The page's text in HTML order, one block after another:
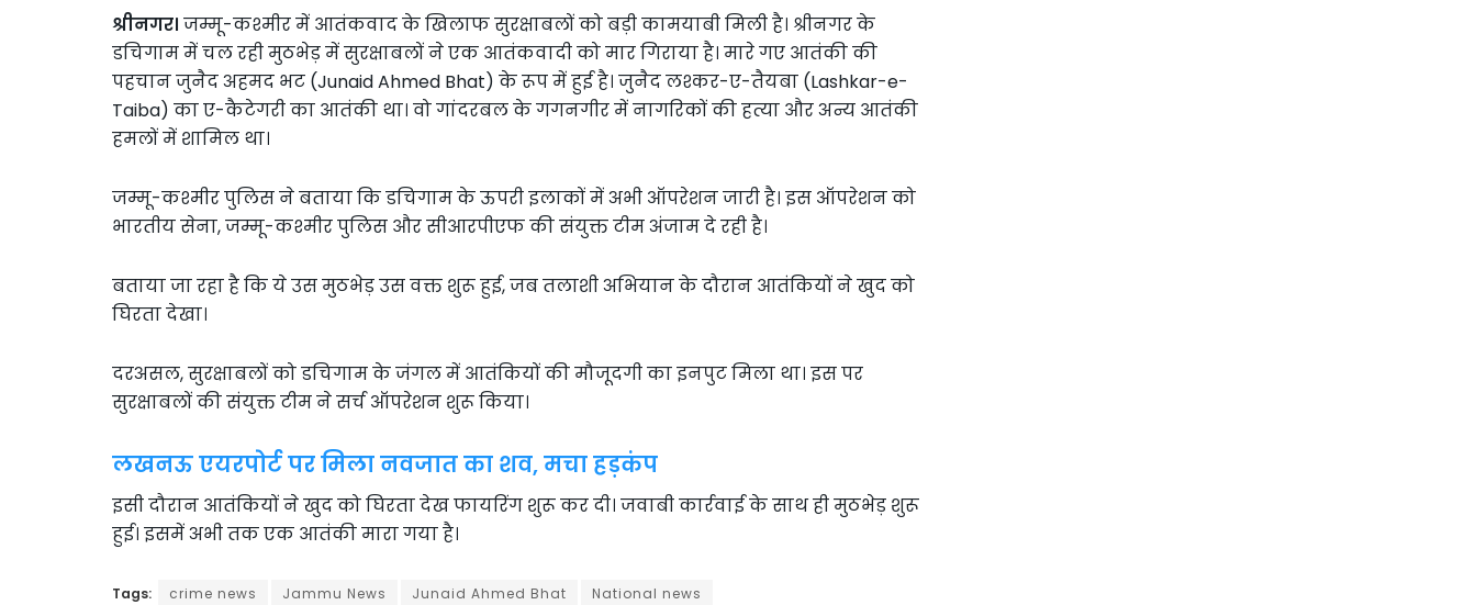
श्रीनगर। जम्मू-कश्मीर में आतंकवाद के खिलाफ सुरक्षाबलों को बड़ी कामयाबी मिली है। श्रीनगर के
डचिगाम में चल रही मुठभेड़ में सुरक्षाबलों ने एक आतंकवादी को मार गिराया है। मारे गए आतंकी की
पहचान जुनैद अहमद भट (Junaid Ahmed Bhat) के रूप में हुई है। जुनैद लश्कर-ए-तैयबा (Lashkar-e-
Taiba) का ए-कैटेगरी का आतंकी था। वो गांदरबल के गगनगीर में नागरिकों की हत्या और अन्य आतंकी
हमलों में शामिल था।
जम्मू-कश्मीर पुलिस ने बताया कि डचिगाम के ऊपरी इलाकों में अभी ऑपरेशन जारी है। इस ऑपरेशन को
भारतीय सेना, जम्मू-कश्मीर पुलिस और सीआरपीएफ की संयुक्त टीम अंजाम दे रही है।
बताया जा रहा है कि ये उस मुठभेड़ उस वक्त शुरू हुई, जब तलाशी अभियान के दौरान आतंकियों ने खुद को
घिरता देखा।
दरअसल, सुरक्षाबलों को डचिगाम के जंगल में आतंकियों की मौजूदगी का इनपुट मिला था। इस पर
सुरक्षाबलों की संयुक्त टीम ने सर्च ऑपरेशन शुरू किया।
लखनऊ एयरपोर्ट पर मिला नवजात का शव, मचा हड़कंप
इसी दौरान आतंकियों ने खुद को घिरता देख फायरिंग शुरू कर दी। जवाबी कार्रवाई के साथ ही मुठभेड़ शुरू
हुई। इसमें अभी तक एक आतंकी मारा गया है।
Tags: crime news Jammu News Junaid Ahmed Bhat National news